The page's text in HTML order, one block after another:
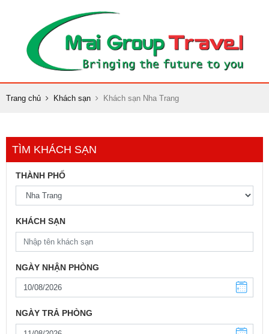
Trang chủ Khách sạn Khách sạn Nha Trang
TÌM KHÁCH SẠN
THÀNH PHỐ
KHÁCH SẠN
NGÀY NHẬN PHÒNG
NGÀY TRẢ PHÒNG